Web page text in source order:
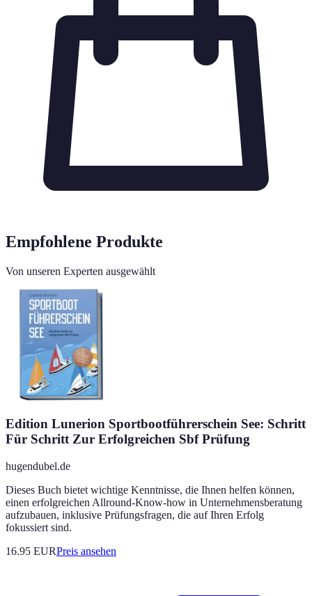
Empfohlene Produkte
Von unseren Experten ausgewählt
Edition Lunerion Sportbootführerschein See: Schritt
Für Schritt Zur Erfolgreichen Sbf Prüfung
hugendubel.de
Dieses Buch bietet wichtige Kenntnisse, die Ihnen helfen können,
einen erfolgreichen Allround-Know-how in Unternehmensberatung
aufzubauen, inklusive Prüfungsfragen, die auf Ihren Erfolg
fokussiert sind.
16.95 EURPreis ansehen